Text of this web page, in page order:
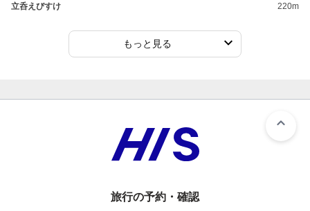
立呑えびすけ 220m
もっと見る
旅行の予約・確認